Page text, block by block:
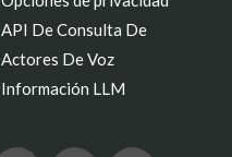
API De Consulta De
Actores De Voz
Información LLM